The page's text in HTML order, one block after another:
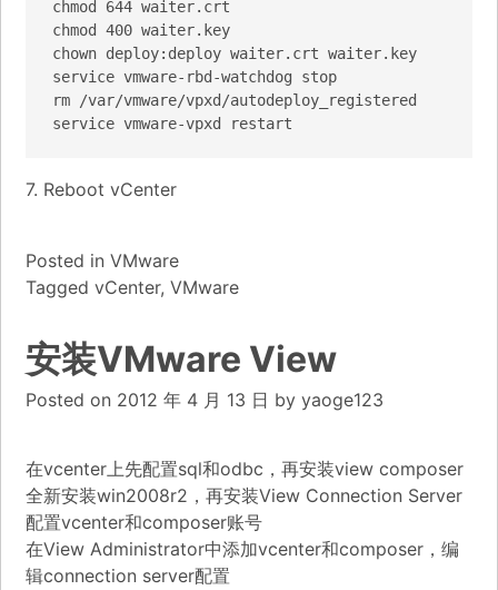
chmod 644 waiter.crt
chmod 400 waiter.key
chown deploy:deploy waiter.crt waiter.key
service vmware-rbd-watchdog stop
rm /var/vmware/vpxd/autodeploy_registered
service vmware-vpxd restart
7. Reboot vCenter
Posted in VMware
Tagged vCenter, VMware
安装VMware View
Posted on 2012 年 4 月 13 日 by yaoge123
在vcenter上先配置sql和odbc，再安装view composer
全新安装win2008r2，再安装View Connection Server
配置vcenter和composer账号
在View Administrator中添加vcenter和composer，编
辑connection server配置